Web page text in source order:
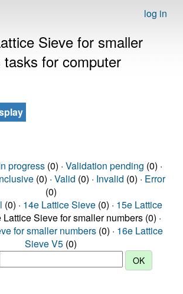
log in
Sieve for smaller
tasks for computer
progress(0) · Validation pending (0) ·
(0) · Valid (0) · Invalid (0) · Error
(0)
(0) · 14e Lattice Sieve (0) · 15e Lattice
Lattice Sieve for smaller numbers (0) ·
for smaller numbers (0) · 16e Lattice
Sieve V5 (0)